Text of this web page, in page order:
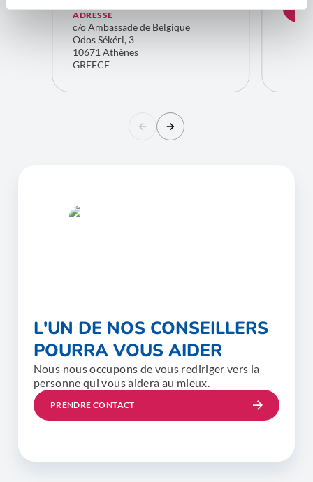
ADRESSE
c/o Ambassade de Belgique
Odos Sékéri, 3
10671 Athènes
GREECE
L'UN DE NOS CONSEILLERS
POURRA VOUS AIDER
Nous nous occupons de vous rediriger vers la
personne qui vous aidera au mieux.
PRENDRE CONTACT